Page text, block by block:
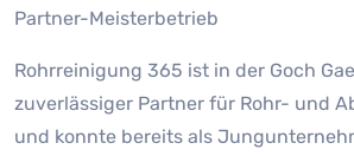
Partner-Meisterbetrieb
Rohrreinigung 365 ist in der Goch
zuverlässiger Partner für Rohr- und
und konnte bereits als